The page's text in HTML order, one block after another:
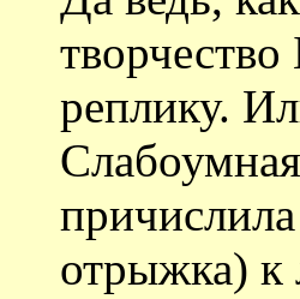
реплику.
отрыжка) к